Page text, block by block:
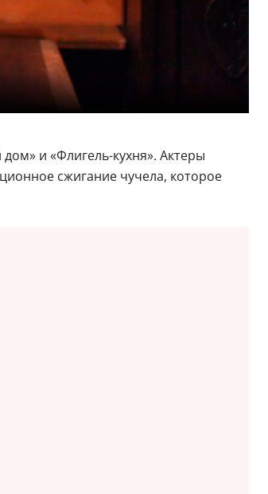
и «Флигель-кухня». Актеры
сжигание чучела, которое